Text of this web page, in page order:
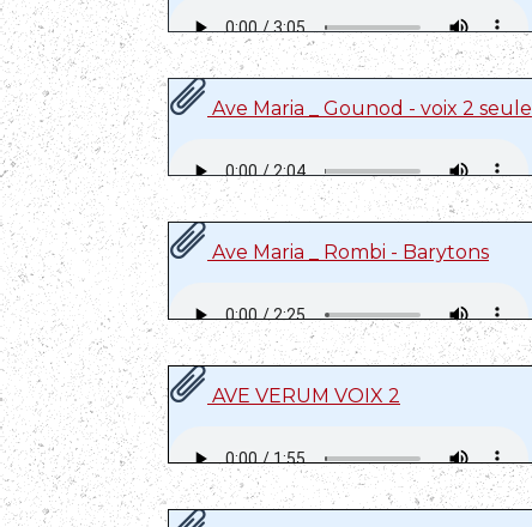
Ave Maria _ Gounod - voix 2 seule
Ave Maria _ Rombi - Barytons
AVE VERUM VOIX 2